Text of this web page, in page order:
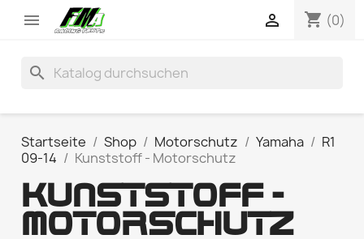
 shopping_cart (0)

search
Startseite Shop Motorschutz Yamaha
R1
09-14
Kunststoff - Motorschutz
KUNSTSTOFF -
MOTORSCHUTZ